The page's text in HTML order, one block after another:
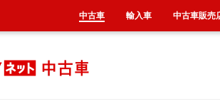
中古車 輸入車 中古車販売